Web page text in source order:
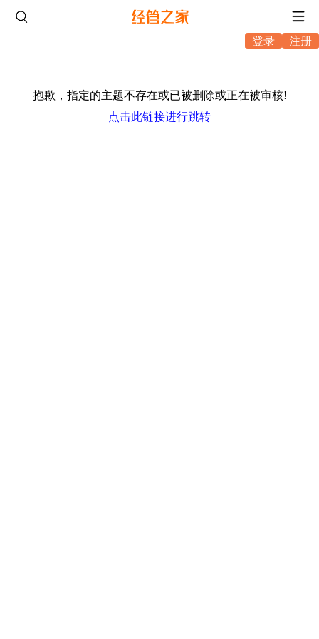
登录 注册
抱歉，指定的主题不存在或已被删除或正在被审核!
点击此链接进行跳转